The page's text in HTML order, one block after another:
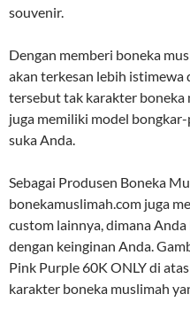
souvenir.
Dengan memberi boneka
akan terkesan lebih istimewa
tersebut tak karakter boneka
juga memiliki model
suka Anda.
Sebagai Produsen Boneka
bonekamuslimah.com juga
custom lainnya, dimana
dengan keinginan Anda.
Pink Purple 60K ONLY di
karakter boneka muslimah